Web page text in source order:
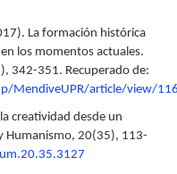
La formación histórica
los momentos actuales.
342-351. Recuperado de:
MendiveUPR/article/view/
creatividad desde un
Humanismo, 20(35), 113-